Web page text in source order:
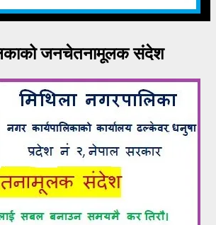
जनचेतनामूलक संदेश